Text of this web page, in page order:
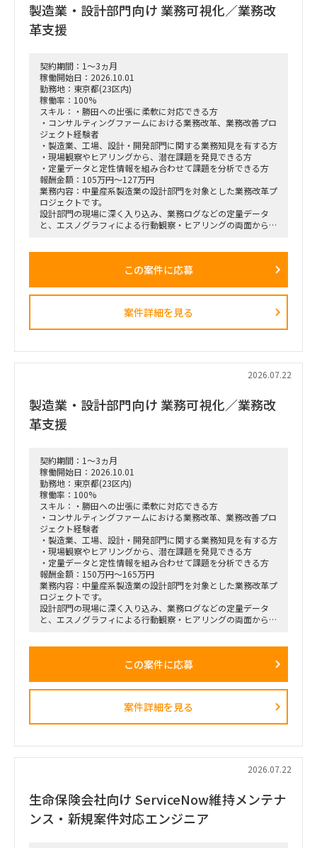
製造業・設計部門向け 業務可視化／業務改
革支援
契約期間：1～3ヵ月
稼働開始日：2026.10.01
勤務地：東京都(23区内)
稼働率：100%
スキル：・勝田への出張に柔軟に対応できる方
・コンサルティングファームにおける業務改革、業務改善プロ
ジェクト経験者
・製造業、工場、設計・開発部門に関する業務知見を有する方
・現場観察やヒアリングから、潜在課題を発見できる方
・定量データと定性情報を組み合わせて課題を分析できる方
報酬金額：105万円～127万円
業務内容：中量産系製造業の設計部門を対象とした業務改革プ
ロジェクトです。
設計部門の現場に深く入り込み、業務ログなどの定量データ
と、エスノグラフィによる行動観察・ヒアリングの両面から、
に対する改革提案および最終報告までを担います。
■業務内容
・設計部門のオフィス内における行動観察、エスノグラフィ調
・現場担当者へのヒアリングおよび顕在・潜在課題の整理
・課題の分析、構造化およびボトルネックの特定
・幹部層への中間報告、最終報告資料の作成およびプレゼンテ
ーション
・現場担当者へのヒアリング
・業務課題の抽出、整理、分析
・課題の構造化および改善施策の検討
・調査結果、分析結果の資料化
■契約条件
・参画期間：2026年10月1日～2026年12月28日
または2027年1月31日まで
・稼働率：100％想定
■勤務地・働き方
・出張先：茨城県ひたちなか市・勝田駅周辺
・勝田への訪問頻度は週によって変動
・訪問が発生しない週もある一方、プロジェクト中盤は週3～
4日程度の出張が発生する可能性あり
なくなる想定
・必要に応じて元請会社の麹町出社
この案件に応募
案件詳細を見る
2026.07.22
製造業・設計部門向け 業務可視化／業務改
革支援
契約期間：1～3ヵ月
稼働開始日：2026.10.01
勤務地：東京都(23区内)
稼働率：100%
スキル：・勝田への出張に柔軟に対応できる方
・コンサルティングファームにおける業務改革、業務改善プロ
ジェクト経験者
・製造業、工場、設計・開発部門に関する業務知見を有する方
・現場観察やヒアリングから、潜在課題を発見できる方
・定量データと定性情報を組み合わせて課題を分析できる方
報酬金額：150万円～165万円
業務内容：中量産系製造業の設計部門を対象とした業務改革プ
ロジェクトです。
設計部門の現場に深く入り込み、業務ログなどの定量データ
と、エスノグラフィによる行動観察・ヒアリングの両面から、
に対する改革提案および最終報告までを担います。
■業務内容
・設計部門のオフィス内における行動観察、エスノグラフィ調
・現場担当者へのヒアリングおよび顕在・潜在課題の整理
・課題の分析、構造化およびボトルネックの特定
・幹部層への中間報告、最終報告資料の作成およびプレゼンテ
ーション
この案件に応募
案件詳細を見る
2026.07.22
生命保険会社向け ServiceNow維持メンテナ
ンス・新規案件対応エンジニア